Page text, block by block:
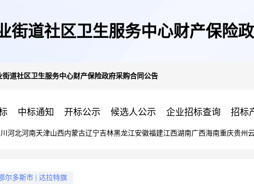
街道社区卫生服务中心财产保险
街道社区卫生服务中心财产保险政府采购合同公告
中标通知 开标公示 候选人公示 企业招标查询 招标
河北河南天津山西内蒙古辽宁吉林黑龙江安徽福建江西湖南广西海南重庆贵州
尔多斯市 达拉特旗